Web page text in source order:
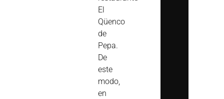
El
Qüenco
de
Pepa.
De
este
modo,
en